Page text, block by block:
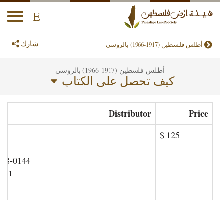
E
أطلس فلسطين (1917-1966) بالروسي شارك
أطلس فلسطين (1917-1966) بالروسي
كيف تحصل على الكتاب
Distributor Price
0144
$ 125